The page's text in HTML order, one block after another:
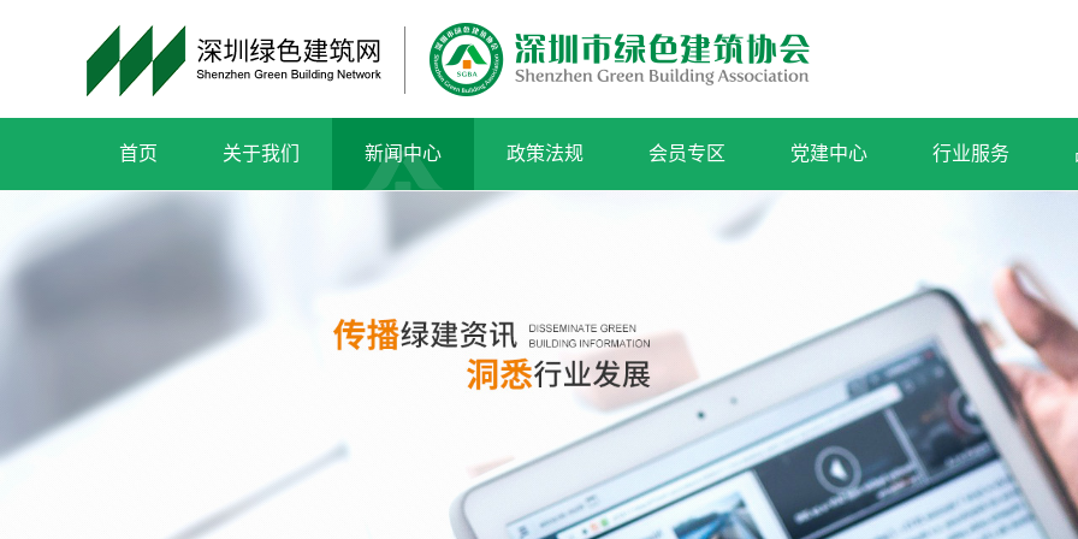
首页 关于我们 新闻中心 政策法规 会员专区 党建中心 行业服务